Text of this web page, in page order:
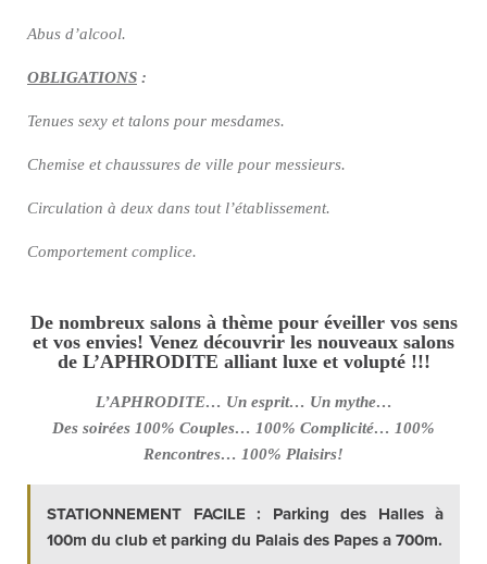
Abus d’alcool.
OBLIGATIONS :
Tenues sexy et talons pour mesdames.
Chemise et chaussures de ville pour messieurs.
Circulation à deux dans tout l’établissement.
Comportement complice.
De nombreux salons à thème pour éveiller vos sens
et vos envies! Venez découvrir les nouveaux salons
de L’APHRODITE alliant luxe et volupté !!!
L’APHRODITE… Un esprit… Un mythe…
Des soirées 100% Couples… 100% Complicité… 100%
Rencontres… 100% Plaisirs!
STATIONNEMENT FACILE : Parking des Halles à
100m du club et parking du Palais des Papes a 700m.